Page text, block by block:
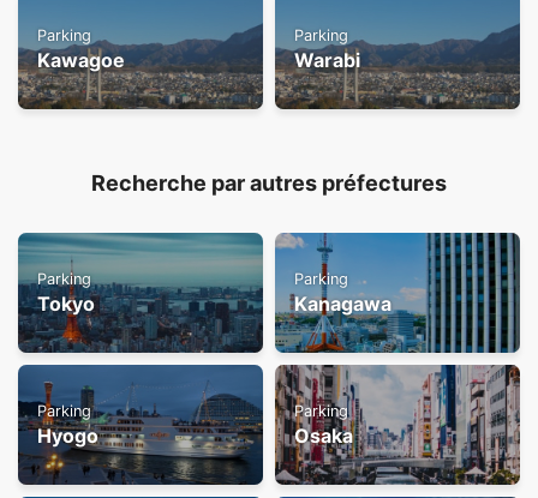
Parking
Kawagoe
Parking
Warabi
Recherche par autres préfectures
Parking
Tokyo
Parking
Kanagawa
Parking
Hyogo
Parking
Osaka